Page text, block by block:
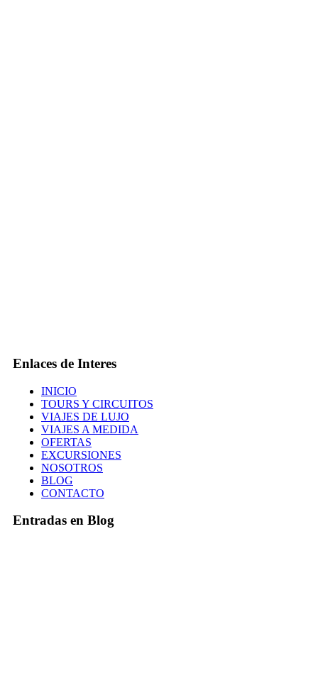
Enlaces de Interes
INICIO
TOURS Y CIRCUITOS
VIAJES DE LUJO
VIAJES A MEDIDA
OFERTAS
EXCURSIONES
NOSOTROS
BLOG
CONTACTO
Entradas en Blog